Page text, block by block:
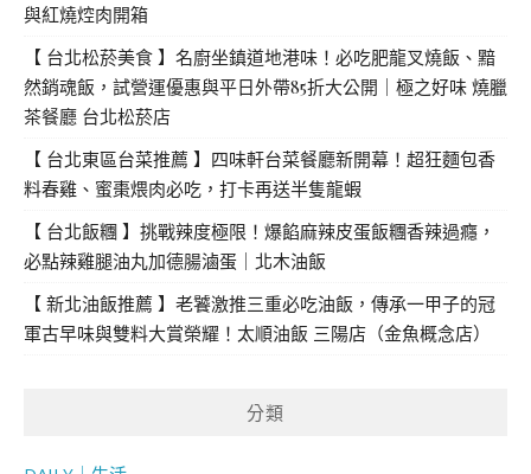
與紅燒焢肉開箱
【 台北松菸美食 】名廚坐鎮道地港味！必吃肥龍叉燒飯、黯
然銷魂飯，試營運優惠與平日外帶85折大公開｜極之好味 燒臘
茶餐廳 台北松菸店
【 台北東區台菜推薦 】四味軒台菜餐廳新開幕！超狂麵包香
料春雞、蜜棗煨肉必吃，打卡再送半隻龍蝦
【 台北飯糰 】挑戰辣度極限！爆餡麻辣皮蛋飯糰香辣過癮，
必點辣雞腿油丸加德腸滷蛋｜北木油飯
【 新北油飯推薦 】老饕激推三重必吃油飯，傳承一甲子的冠
軍古早味與雙料大賞榮耀！太順油飯 三陽店（金魚概念店）
分類